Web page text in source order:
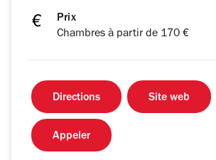
Prix
Chambres à partir de 170 €
Directions Site web
Appeler